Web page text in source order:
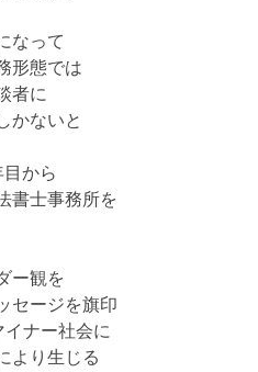
なって
形態では
者に
かないと
から
書士事務所を
ー観を
セージを旗印
ナー社会に
より生じる